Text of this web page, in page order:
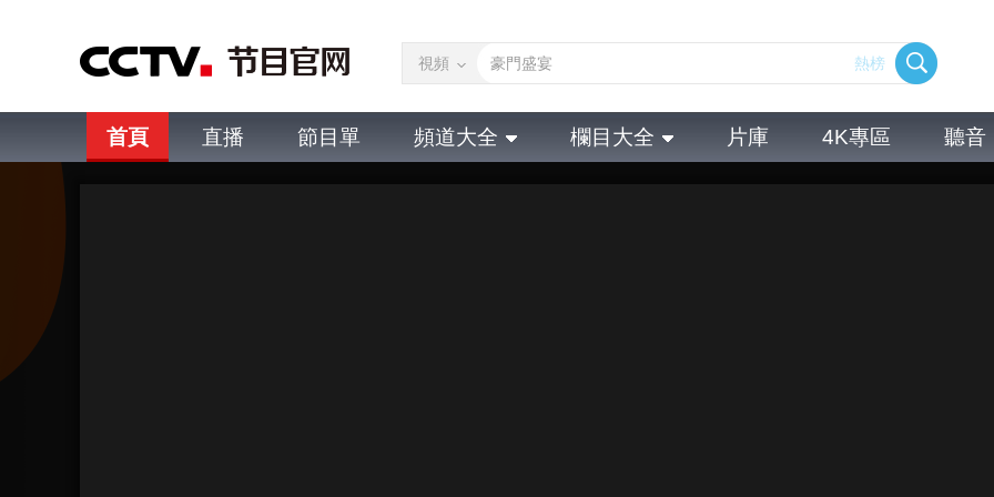
視頻 熱榜
首頁 直播 節目單 頻道大全 欄目大全 片庫 4K專區 聽音